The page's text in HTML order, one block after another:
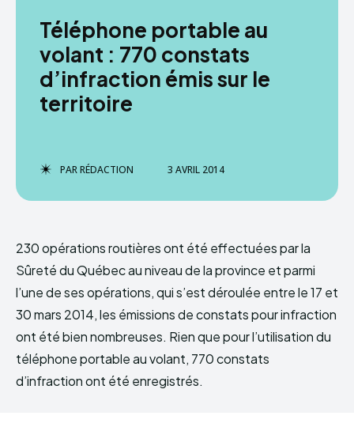
Téléphone portable au
volant : 770 constats
d’infraction émis sur le
territoire
PARRÉDACTION 3 AVRIL 2014
230 opérations routières ont été effectuées par la
Sûreté du Québec au niveau de la province et parmi
l’une de ses opérations, qui s’est déroulée entre le 17 et
30 mars 2014, les émissions de constats pour infraction
ont été bien nombreuses. Rien que pour l’utilisation du
téléphone portable au volant, 770 constats
d’infraction ont été enregistrés.